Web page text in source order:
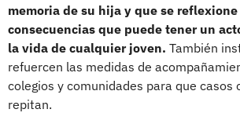
memoria de su hija y que se
consecuencias que puede tener un
la vida de cualquier joven. También
refuercen las medidas de
colegios y comunidades para que casos
repitan.